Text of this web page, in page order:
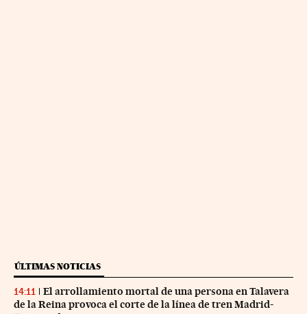
ÚLTIMAS NOTICIAS
14:11
El arrollamiento mortal de una persona en Talavera
de la Reina provoca el corte de la línea de tren Madrid-